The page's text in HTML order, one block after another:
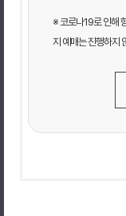
※ 코로나19로 인해
지 예매는 진행하지